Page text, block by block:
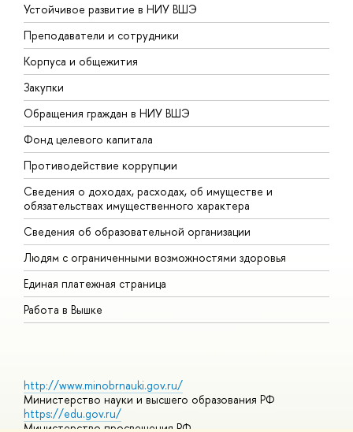
Устойчивое развитие в НИУ ВШЭ
Преподаватели и сотрудники
Корпуса и общежития
Закупки
Обращения граждан в НИУ ВШЭ
Фонд целевого капитала
Противодействие коррупции
Сведения о доходах, расходах, об имуществе и
обязательствах имущественного характера
Сведения об образовательной организации
Людям с ограниченными возможностями здоровья
Единая платежная страница
Работа в Вышке
http://www.minobrnauki.gov.ru/
Министерство науки и высшего образования РФ
https://edu.gov.ru/
Министерство просвещения РФ